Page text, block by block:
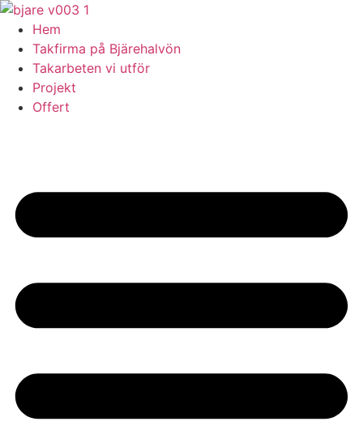
Skip
content
Hem
Takfirma på Bjärehalvön
Takarbeten vi utför
Projekt
Offert